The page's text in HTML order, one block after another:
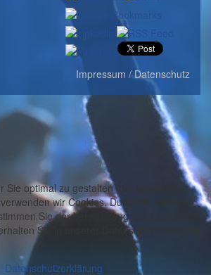
Impressum / Datenschutz
Sie optimal zu gestalten und fortlaufend
wir Cookies. Durch die weitere
Sie der Verwendung von Cookies zu.
Sie in unserer Datenschutzerklärung.
Datenschutzerklärung